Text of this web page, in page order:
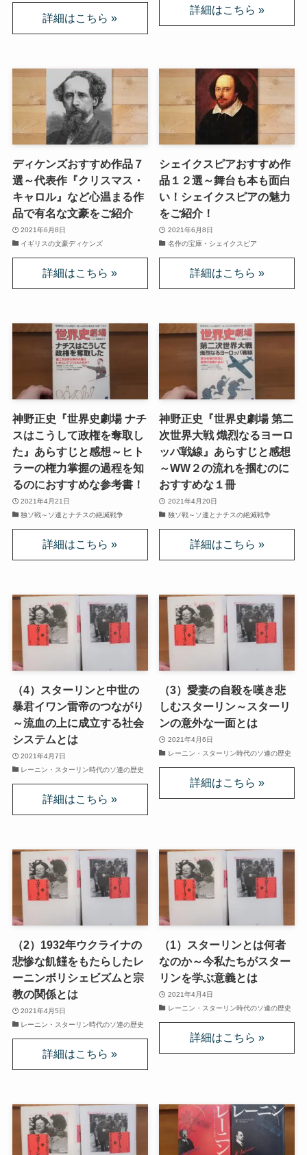
スリランカ、ネパール、東南アジアの仏教
中国仏教と思想・歴史
日本仏教とその歴史
親鸞とドストエフスキー・世界文学
親鸞とドストエフスキー
連載「『カラマーゾフの兄弟』を読む」
連載「『レ・ミゼラブル』を読む」
第一部
ドストエフスキー資料データベース
ドストエフスキー作品
ドストエフスキー伝記
ドストエフスキー論
ドストエフスキーとキリスト教
ドストエフスキーとフロイトの父親殺し
秋に記す夏の印象～パリ・ジョージアの旅
ドストエフスキー、妻と歩んだ運命の旅～狂気と愛
の西欧旅行
『ローマ旅行記』～劇場都市ローマの魅力とベルニ
ーニ巡礼
独ソ戦・冷戦下の世界
レーニン・スターリン時代のソ連の歴史
スターリンとヒトラーの虐殺・ホロコースト
冷戦世界の歴史・思想・文学に学ぶ
現代ロシアとロシア・ウクライナ戦争
ボスニア紛争とルワンダ虐殺の悲劇～冷戦後の国際
紛争
マルクス・エンゲルス研究
マルクスは宗教的な現象か
マルクス・エンゲルス著作と関連作品
ディケンズおすすめ作品７
選～代表作『クリスマス・
キャロル』など心温まる作
品で有名な文豪をご紹介
2021年6月8日
イギリスの文豪ディケンズ
シェイクスピアおすすめ作
品１２選～舞台も本も面白
い！シェイクスピアの魅力
をご紹介！
2021年6月8日
名作の宝庫・シェイクスピア
神野正史『世界史劇場 ナチ
スはこうして政権を奪取し
た』あらすじと感想～ヒト
ラーの権力掌握の過程を知
るのにおすすめな参考書！
2021年4月21日
独ソ戦～ソ連とナチスの絶滅戦争
神野正史『世界史劇場 第二
次世界大戦 熾烈なるヨーロ
ッパ戦線』あらすじと感想
～WW２の流れを掴むのに
おすすめな１冊
2021年4月20日
独ソ戦～ソ連とナチスの絶滅戦争
（4）スターリンと中世の
暴君イワン雷帝のつながり
～流血の上に成立する社会
システムとは
2021年4月7日
レーニン・スターリン時代のソ連の歴史
（3）愛妻の自殺を嘆き悲
しむスターリン～スターリ
ンの意外な一面とは
2021年4月6日
レーニン・スターリン時代のソ連の歴史
（2）1932年ウクライナの
悲惨な飢饉をもたらしたレ
ーニンボリシェビズムと宗
教の関係とは
2021年4月5日
レーニン・スターリン時代のソ連の歴史
（1）スターリンとは何者
なのか～今私たちがスター
リンを学ぶ意義とは
2021年4月4日
レーニン・スターリン時代のソ連の歴史